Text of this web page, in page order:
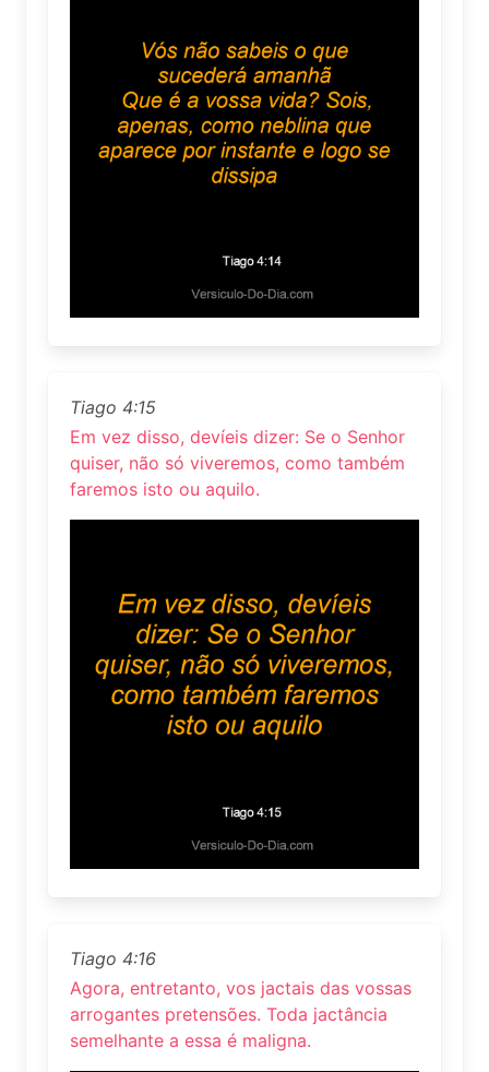
Tiago 4:15
Em vez disso, devíeis dizer: Se o Senhor
quiser, não só viveremos, como também
faremos isto ou aquilo.
Tiago 4:16
Agora, entretanto, vos jactais das vossas
arrogantes pretensões. Toda jactância
semelhante a essa é maligna.